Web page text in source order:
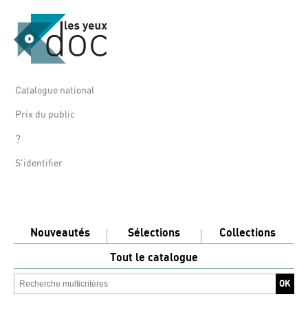
Catalogue national
Prix du public
?
S'identifier
Nouveautés Sélections
Collections
Tout le catalogue